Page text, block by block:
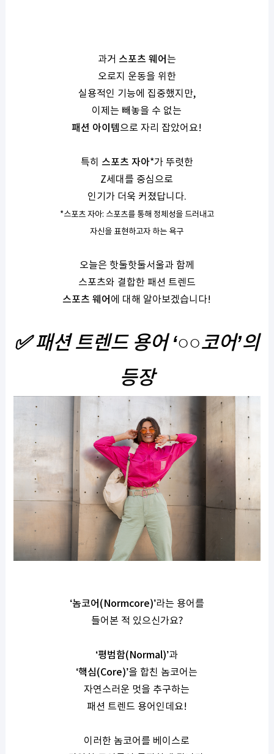
과거 스포츠 웨어 는
오로지 운동을 위한
실용적인 기능에 집중했지만,
이제는 빼놓을 수 없는
패션 아이템으로 자리 잡았어요!
특히 스포츠 자아*가 뚜렷한
Z세대를 중심으로
인기가 더욱 커졌답니다.
*스포츠 자아: 스포츠를 통해 정체성을 드러내고
자신을 표현하고자 하는 욕구
오늘은 핫둘핫둘서울과 함께
스포츠와 결합한 패션 트렌드
스포츠 웨어 에 대해 알아보겠습니다!
✅패션 트렌드 용어‘○○코어’의
등장
‘놈코어 (Normcore)’라는 용어를
들어본 적 있으신가요?
‘평범함(Normal)’과
‘핵심(Core)’을 합친 놈코어는
자연스러운 멋을 추구하는
패션 트렌드 용어인데요!
이러한 놈코어를 베이스로